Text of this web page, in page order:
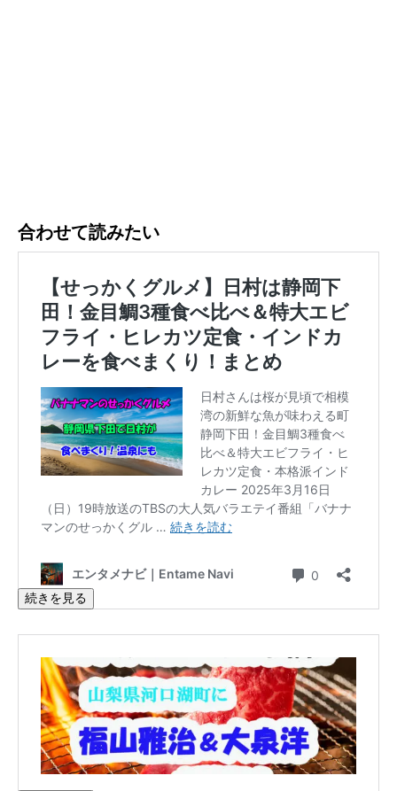
合わせて読みたい
続きを見る